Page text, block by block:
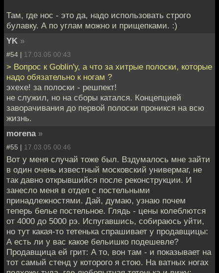
Там, где нос - это да, надо использовать строго
булавку. А по углам можно и прищепками. :)
YK »
#54 | 17.03.05 00:43
> Вопрос к Goblin'у, а что за хитрые полоски, которые
надо обязательно к ногам ?
эхехе! за полоски - решпект!
не служил, но на сборы катался. Концепцией
заворачивания до первой полоски проникся на всю
жизнь.
morena »
#55 | 17.03.05 00:46
Вот у меня случай тоже был. Вздумалось мне зайти
в один очень известный московский универмаг, не
так давно открывшийся после реконструкции. И
занесло меня в отдел с постельными
принадлежностями. Дай, думаю, узнаю почем
теперь белье постельное. Глядь - цены колеблются
от 4000 до 5000 рэ. Испугавшись, собираюсь уйти,
но тут какая-то тетенька спрашивает у продавщицы:
А есть ли у вас какое бельишко подешевле?
Продавщица ей грит: А то, вон там - и показывает на
тот самый стенд у которого я стою. На ватных ногах